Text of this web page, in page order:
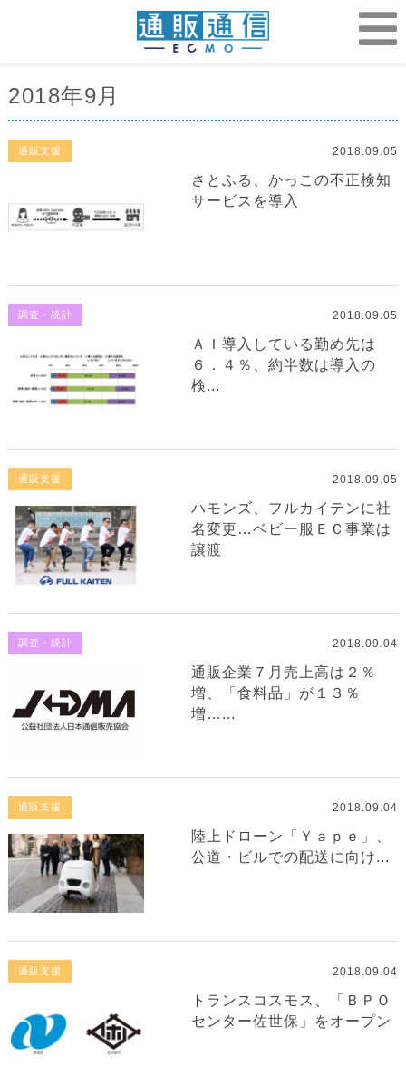
2018年9月
通販支援 2018.09.05
さとふる、かっこの不正検知
サービスを導入
調査・統計 2018.09.05
ＡＩ導入している勤め先は
６．４％、約半数は導入の
検...
通販支援 2018.09.05
ハモンズ、フルカイテンに社
名変更…ベビー服ＥＣ事業は
譲渡
調査・統計 2018.09.04
通販企業７月売上高は２％
増、「食料品」が１３％
増…...
通販支援 2018.09.04
陸上ドローン「Ｙａｐｅ」、
公道・ビルでの配送に向け...
通販支援 2018.09.04
トランスコスモス、「ＢＰＯ
センター佐世保」をオープン